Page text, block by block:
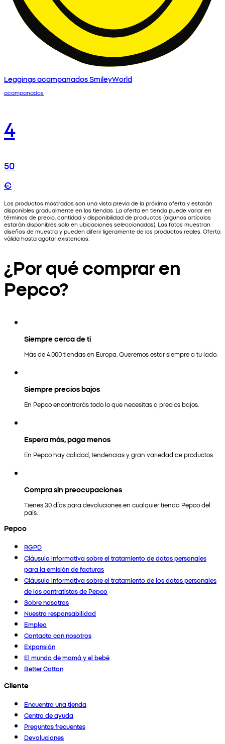
Leggings acampanados SmileyWorld
acampanados
4
50
€
Los productos mostrados son una vista previa de la próxima oferta y estarán
disponibles gradualmente en las tiendas. La oferta en tienda puede variar en
términos de precio, cantidad y disponibilidad de productos (algunos artículos
estarán disponibles solo en ubicaciones seleccionadas). Las fotos muestran
diseños de muestra y pueden diferir ligeramente de los productos reales. Oferta
válida hasta agotar existencias.
¿Por qué comprar en
Pepco?
Siempre cerca de ti
Más de 4.000 tiendas en Europa. Queremos estar siempre a tu lado.
Siempre precios bajos
En Pepco encontrarás todo lo que necesitas a precios bajos.
Espera más, paga menos
En Pepco hay calidad, tendencias y gran variedad de productos.
Compra sin preocupaciones
Tienes 30 días para devoluciones en cualquier tienda Pepco del
país.
Pepco
RGPD
Cláusula informativa sobre el tratamiento de datos personales
para la emisión de facturas
Cláusula informativa sobre el tratamiento de los datos personales
de los contratistas de Pepco
Sobre nosotros
Nuestra responsabilidad
Empleo
Contacta con nosotros
Expansión
El mundo de mamá y el bebé
Better Cotton
Cliente
Encuentra una tienda
Centro de ayuda
Preguntas frecuentes
Devoluciones